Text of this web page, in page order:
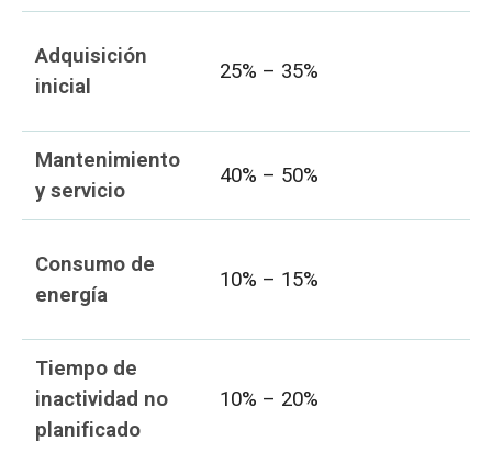
Adquisición
inicial
25% – 35%
Mantenimiento
y servicio
40% – 50%
Consumo de
energía
10% – 15%
Tiempo de
inactividad no
planificado
10% – 20%